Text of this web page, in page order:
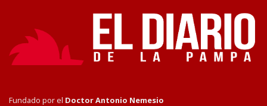
Fundado por el Doctor Antonio Nemesio